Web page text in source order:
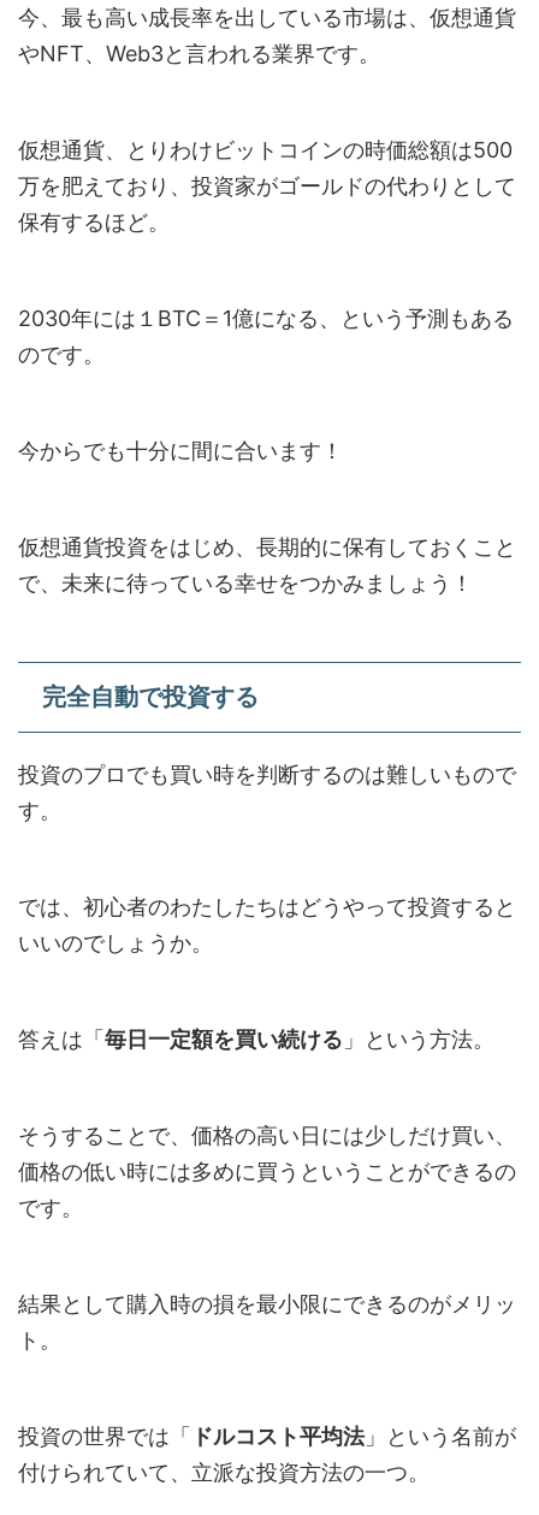
今、最も高い成長率を出している市場は、仮想通貨
やNFT、Web3と言われる業界です。
仮想通貨、とりわけビットコインの時価総額は500
万を肥えており、投資家がゴールドの代わりとして
保有するほど。
2030年には１BTC＝1億になる、という予測もある
のです。
今からでも十分に間に合います！
仮想通貨投資をはじめ、長期的に保有しておくこと
で、未来に待っている幸せをつかみましょう！
完全自動で投資する
投資のプロでも買い時を判断するのは難しいもので
す。
では、初心者のわたしたちはどうやって投資すると
いいのでしょうか。
答えは「 毎日一定額を買い続ける 」という方法。
そうすることで、価格の高い日には少しだけ買い、
価格の低い時には多めに買うということができるの
です。
結果として購入時の損を最小限にできるのがメリッ
ト。
投資の世界では「 ドルコスト平均法」という名前が
付けられていて、立派な投資方法の一つ。